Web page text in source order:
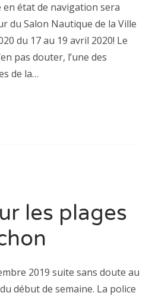
en état de navigation sera
du Salon Nautique de la Ville
du 17 au 19 avril 2020! Le
pas douter, l’une des
de la…
les plages
2019 suite sans doute au
début de semaine. La police